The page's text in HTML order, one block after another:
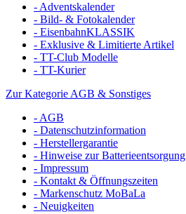
- Adventskalender
- Bild- & Fotokalender
- EisenbahnKLASSIK
- Exklusive & Limitierte Artikel
- TT-Club Modelle
- TT-Kurier
Zur Kategorie AGB & Sonstiges
- AGB
- Datenschutzinformation
- Herstellergarantie
- Hinweise zur Batterieentsorgung
- Impressum
- Kontakt & Öffnungszeiten
- Markenschutz MoBaLa
- Neuigkeiten